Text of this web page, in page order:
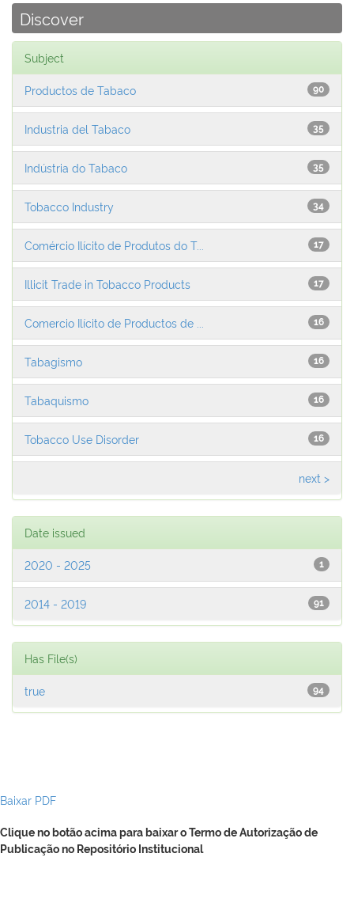
Discover
Subject
90
Productos de Tabaco
35
Industria del Tabaco
35
Indústria do Tabaco
34
Tobacco Industry
17
Comércio Ilícito de Produtos do T...
17
Illicit Trade in Tobacco Products
16
Comercio Ilícito de Productos de ...
16
Tabagismo
16
Tabaquismo
16
Tobacco Use Disorder
next >
Date issued
1
2020 - 2025
91
2014 - 2019
Has File(s)
94
true
Baixar PDF
Clique no botão acima para baixar o Termo de Autorização de
Publicação no Repositório Institucional